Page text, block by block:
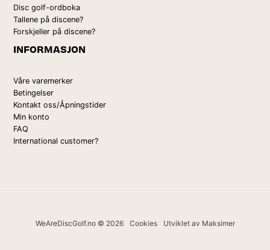
Disc golf-ordboka
Tallene på discene?
Forskjeller på discene?
INFORMASJON
Våre varemerker
Betingelser
Kontakt oss/Åpningstider
Min konto
FAQ
International customer?
WeAreDiscGolf.no © 2026 Cookies Utviklet av Maksimer